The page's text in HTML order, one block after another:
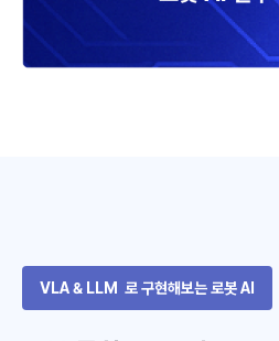
VLA & LLM 로 구현해보는 로봇 AI